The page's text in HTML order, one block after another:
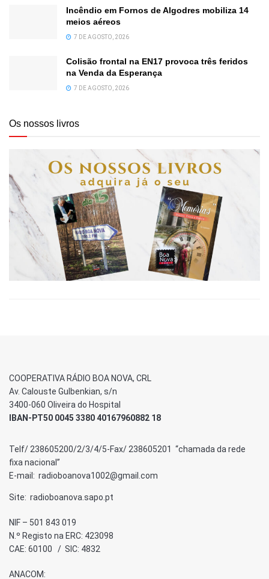
Incêndio em Fornos de Algodres mobiliza 14
meios aéreos
7 DE AGOSTO, 2026
Colisão frontal na EN17 provoca três feridos
na Venda da Esperança
7 DE AGOSTO, 2026
Os nossos livros
COOPERATIVA RÁDIO BOA NOVA, CRL
Av. Calouste Gulbenkian, s/n
3400-060 Oliveira do Hospital
IBAN-PT50 0045 3380 40167960882 18
Telf/ 238605200/2/3/4/5-Fax/ 238605201 “chamada da rede
fixa nacional”
E-mail: radioboanova1002@gmail.com
Site: radioboanova.sapo.pt
NIF – 501 843 019
N.º Registo na ERC: 423098
CAE: 60100 / SIC: 4832
ANACOM: